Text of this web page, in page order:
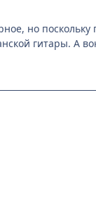
но поскольку
гитары. А